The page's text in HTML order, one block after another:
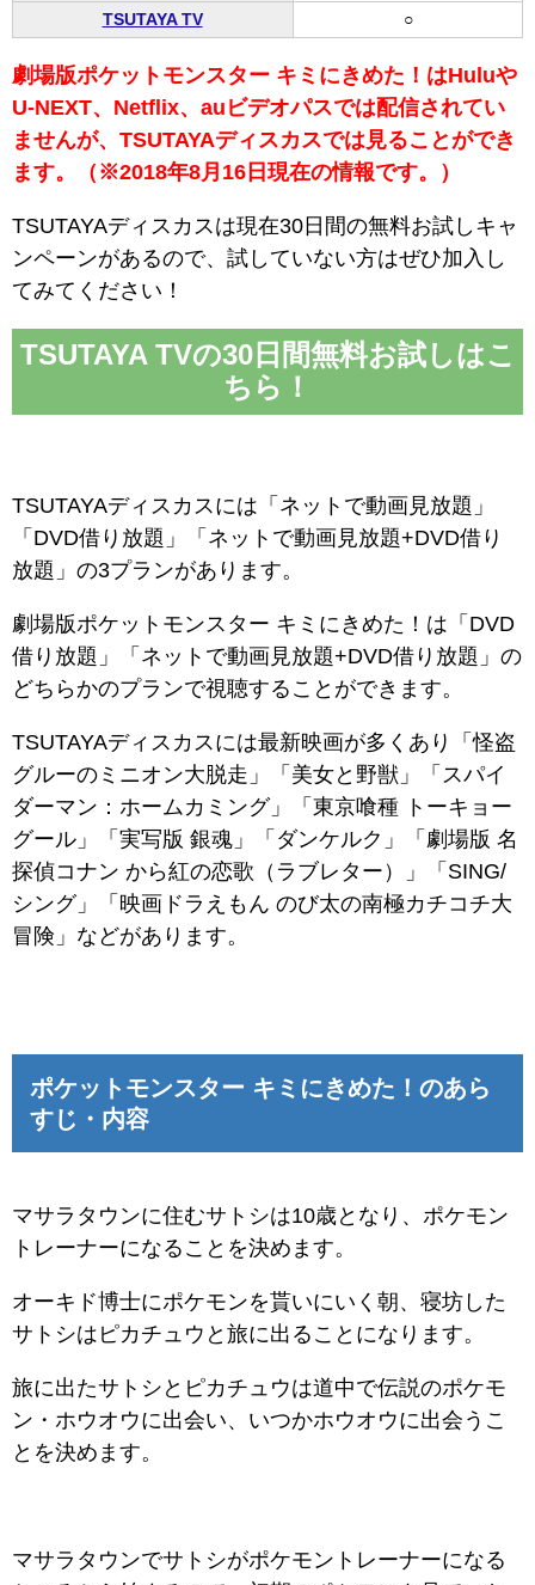
TSUTAYA TV
○
劇場版ポケットモンスター キミにきめた！はHuluや
U-NEXT、Netflix、auビデオパスでは配信されてい
ませんが、TSUTAYAディスカスでは見ることができ
ます。（※2018年8月16日現在の情報です。）
TSUTAYAディスカスは現在30日間の無料お試しキャ
ンペーンがあるので、試していない方はぜひ加入し
てみてください！
TSUTAYA TVの30日間無料お試しはこ
ちら！
TSUTAYAディスカスには「ネットで動画見放題」
「DVD借り放題」「ネットで動画見放題+DVD借り
放題」の3プランがあります。
劇場版ポケットモンスター キミにきめた！は「DVD
借り放題」「ネットで動画見放題+DVD借り放題」の
どちらかのプランで視聴することができます。
TSUTAYAディスカスには最新映画が多くあり「怪盗
グルーのミニオン大脱走」「美女と野獣」「スパイ
ダーマン：ホームカミング」「東京喰種 トーキョー
グール」「実写版 銀魂」「ダンケルク」「劇場版 名
探偵コナン から紅の恋歌（ラブレター）」「SING/
シング」「映画ドラえもん のび太の南極カチコチ大
冒険」などがあります。
ポケットモンスター キミにきめた！のあら
すじ・内容
マサラタウンに住むサトシは10歳となり、ポケモン
トレーナーになることを決めます。
オーキド博士にポケモンを貰いにいく朝、寝坊した
サトシはピカチュウと旅に出ることになります。
旅に出たサトシとピカチュウは道中で伝説のポケモ
ン・ホウオウに出会い、いつかホウオウに出会うこ
とを決めます。
マサラタウンでサトシがポケモントレーナーになる